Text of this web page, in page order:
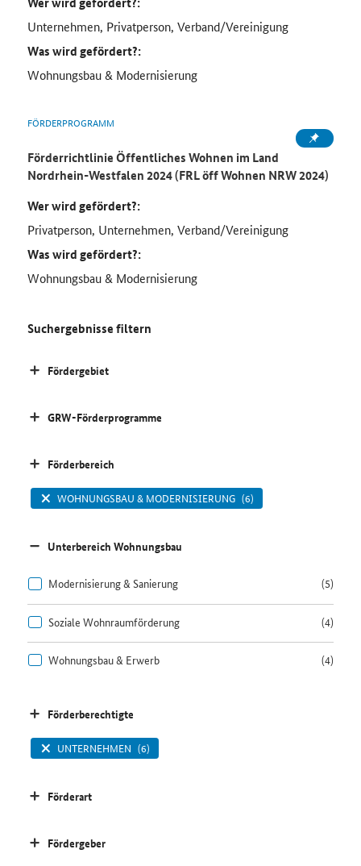
Unternehmen, Privatperson, Verband/Vereinigung
Was wird gefördert?:
Wohnungsbau & Modernisierung
FÖRDERPROGRAMM
Förderrichtlinie Öffentliches Wohnen im Land
Nordrhein-Westfalen 2024 (FRL öff Wohnen NRW 2024)
Wer wird gefördert?:
Privatperson, Unternehmen, Verband/Vereinigung
Was wird gefördert?:
Wohnungsbau & Modernisierung
Suchergebnisse filtern
Fördergebiet
GRW-Förderprogramme
Förderbereich
WOHNUNGSBAU & MODERNISIERUNG (6)
Unterbereich Wohnungsbau
Modernisierung & Sanierung (5)
Soziale Wohnraumförderung (4)
Wohnungsbau & Erwerb (4)
Förderberechtigte
UNTERNEHMEN (6)
Förderart
Fördergeber